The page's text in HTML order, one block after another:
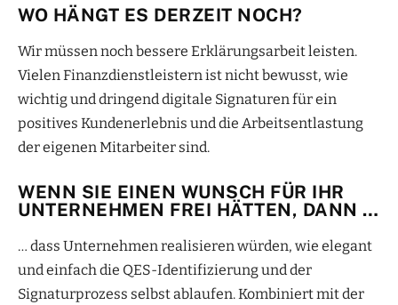
WO HÄNGT ES DERZEIT NOCH?
Wir müssen noch bessere Erklärungsarbeit leisten.
Vielen Finanzdienstleistern ist nicht bewusst, wie
wichtig und dringend digitale Signaturen für ein
positives Kundenerlebnis und die Arbeitsentlastung
der eigenen Mitarbeiter sind.
WENN SIE EINEN WUNSCH FÜR IHR
UNTERNEHMEN FREI HÄTTEN, DANN …
… dass Unternehmen realisieren würden, wie elegant
und einfach die QES-Identifizierung und der
Signaturprozess selbst ablaufen. Kombiniert mit der